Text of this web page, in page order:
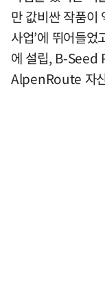
만 값비싼 작품이
사업’에 뛰어들
에 설립, B-Seed
AlpenRoute 자